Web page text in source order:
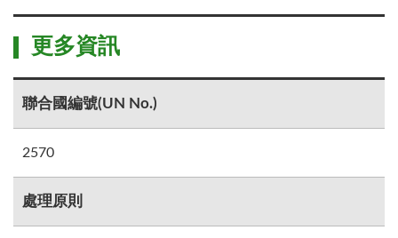
更多資訊
聯合國編號(UN No.)
2570
處理原則